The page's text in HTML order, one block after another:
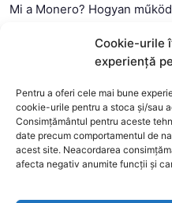
Cookie-urile
experiență
Pentru a oferi cele mai bune
cookie-urile pentru a stoca și/sau
Consimțământul pentru aceste
date precum comportamentul de
acest site. Neacordarea
afecta negativ anumite funcții și
Mi a Monero? Hogyan
Mi a blokklánc (technológia)?